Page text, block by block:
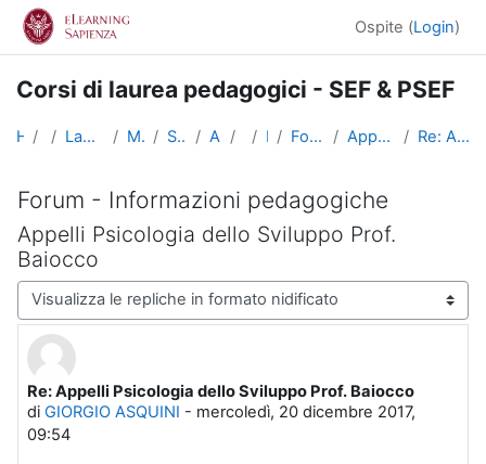
Vai al contenuto principale
Ospite (Login)
Corsi di laurea pedagogici - SEF & PSEF
Home CorsiLauree triennali, magistrali, a ciclo unico Medicina e Psicologia Scienze dell'Educazione Altri insegnamenti SciEdu2
Benvenuti! Forum - Informazioni pedagogiche Appelli Psicologia dello Sviluppo Prof. Baiocco Re: Appelli Psicologia dello Sviluppo Prof. Baiocco
Forum - Informazioni pedagogiche
Appelli Psicologia dello Sviluppo Prof.
Baiocco
Modalità visualizzazione
Re: Appelli Psicologia dello Sviluppo Prof. Baiocco
di GIORGIO ASQUINI - mercoledì, 20 dicembre 2017,
09:54
Numero di risposte: 0